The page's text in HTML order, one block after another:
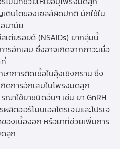
ติบโตของเซลล์ผิดปกติ มักใช้ใน
นามัย
เตียรอยด์ (NSAIDs) ยากลุ่มนี้
รอักเสบ ซึ่งอาจเกิดจากภาวะเยื่อ
ษาการติดเชื้อในอุ้งเชิงกราน ซึ่ง
กิดการอักเสบในโพรงมดลูก
าใช้ยาชนิดอื่นๆ เช่น ยา GnRH
ลิตฮอร์โมนเอสโตรเจนและโปรเจ
องเนื้องอก หรือยาที่ช่วยเพิ่มการ
ดลูก